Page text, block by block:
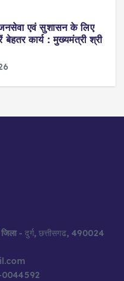
जनसेवा एवं सुशासन के लिए
कार्य : मुख्यमंत्री श्री
जिला- दुर्ग, छत्तीसगढ, 490024